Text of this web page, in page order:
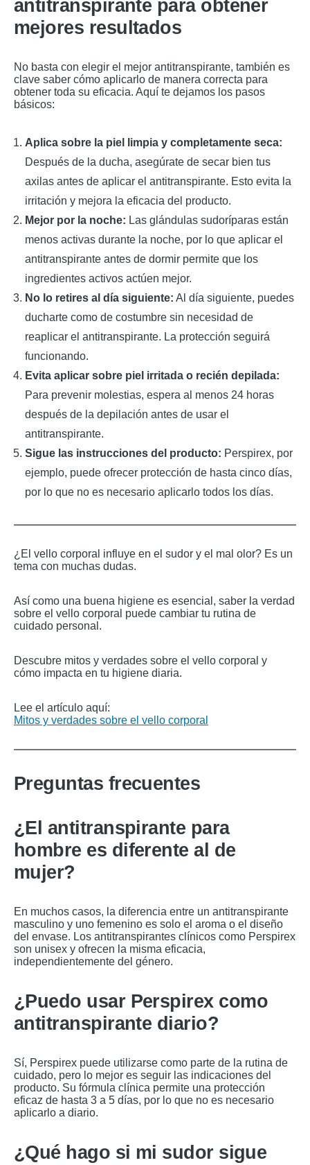
antitranspirante para obtener
mejores resultados
No basta con elegir el mejor antitranspirante, también es
clave saber cómo aplicarlo de manera correcta para
obtener toda su eficacia. Aquí te dejamos los pasos
básicos:
Aplica sobre la piel limpia y completamente seca:
Después de la ducha, asegúrate de secar bien tus
axilas antes de aplicar el antitranspirante. Esto evita la
irritación y mejora la eficacia del producto.
Mejor por la noche: Las glándulas sudoríparas están
menos activas durante la noche, por lo que aplicar el
antitranspirante antes de dormir permite que los
ingredientes activos actúen mejor.
No lo retires al día siguiente: Al día siguiente, puedes
ducharte como de costumbre sin necesidad de
reaplicar el antitranspirante. La protección seguirá
funcionando.
Evita aplicar sobre piel irritada o recién depilada:
Para prevenir molestias, espera al menos 24 horas
después de la depilación antes de usar el
antitranspirante.
Sigue las instrucciones del producto: Perspirex, por
ejemplo, puede ofrecer protección de hasta cinco días,
por lo que no es necesario aplicarlo todos los días.
¿El vello corporal influye en el sudor y el mal olor? Es un
tema con muchas dudas.
Así como una buena higiene es esencial, saber la verdad
sobre el vello corporal puede cambiar tu rutina de
cuidado personal.
Descubre mitos y verdades sobre el vello corporal y
cómo impacta en tu higiene diaria.
Lee el artículo aquí:
Mitos y verdades sobre el vello corporal
Preguntas frecuentes
¿El antitranspirante para
hombre es diferente al de
mujer?
En muchos casos, la diferencia entre un antitranspirante
masculino y uno femenino es solo el aroma o el diseño
del envase. Los antitranspirantes clínicos como Perspirex
son unisex y ofrecen la misma eficacia,
independientemente del género.
¿Puedo usar Perspirex como
antitranspirante diario?
Sí, Perspirex puede utilizarse como parte de la rutina de
cuidado, pero lo mejor es seguir las indicaciones del
producto. Su fórmula clínica permite una protección
eficaz de hasta 3 a 5 días, por lo que no es necesario
aplicarlo a diario.
¿Qué hago si mi sudor sigue